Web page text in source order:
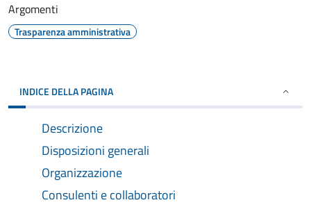
Argomenti
Trasparenza amministrativa
INDICE DELLA PAGINA
Descrizione
Disposizioni generali
Organizzazione
Consulenti e collaboratori